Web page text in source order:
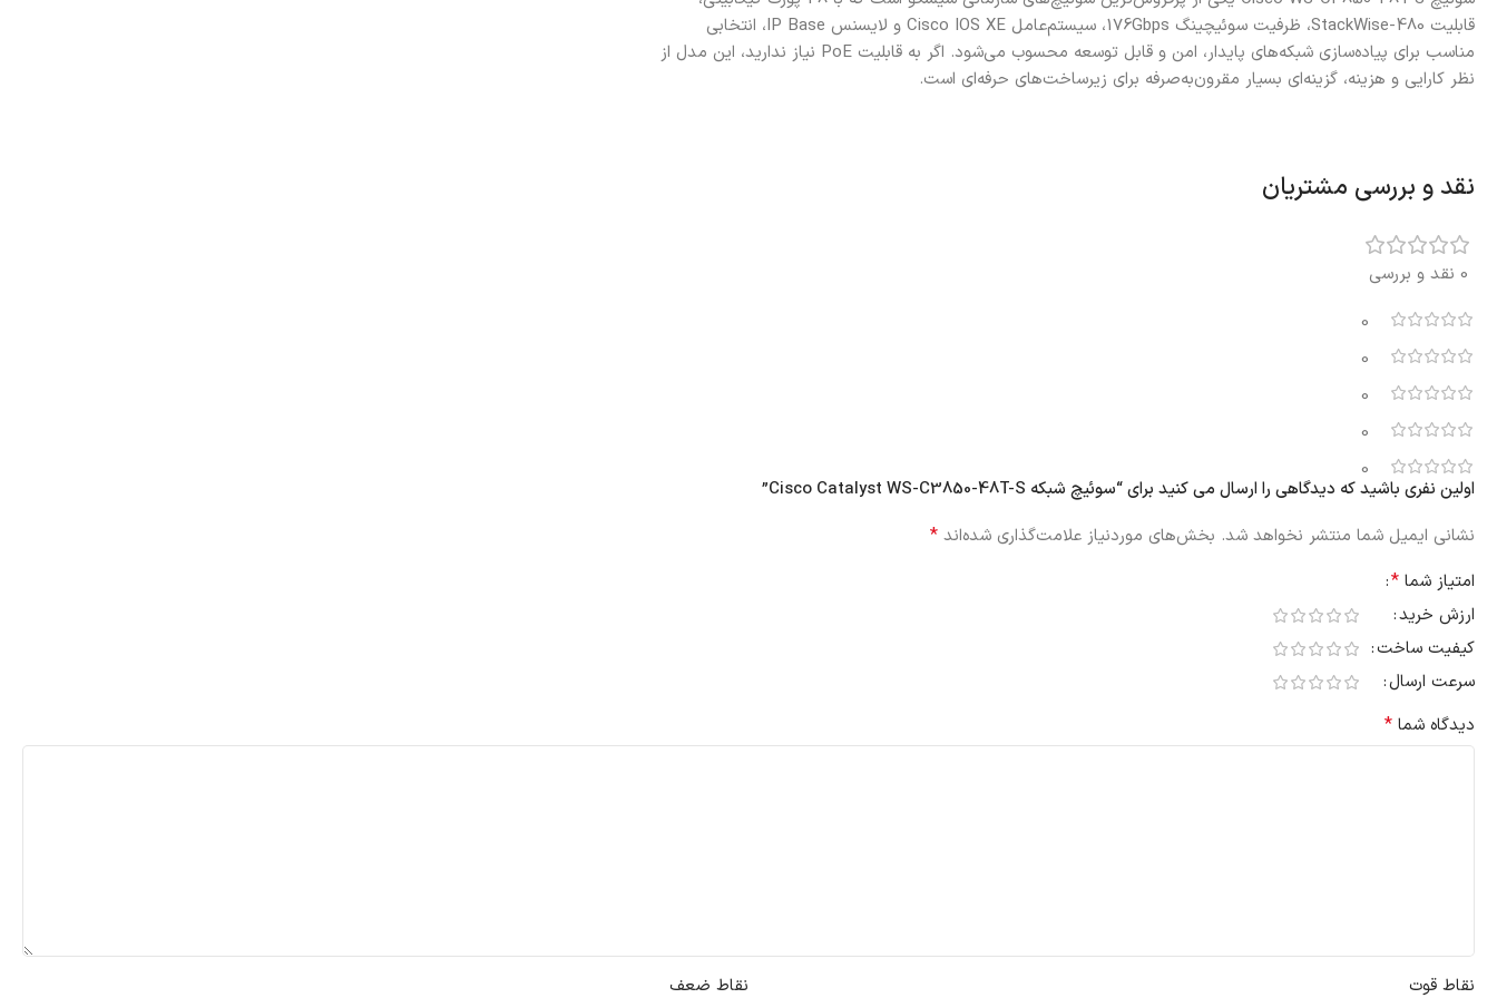
قابلیت StackWise-480، ظرفیت سوئیچینگ 176Gbps، سیستم‌عامل Cisco IOS XE و لایسنس IP Base، انتخابی
مناسب برای پیاده‌سازی شبکه‌های پایدار، امن و قابل توسعه محسوب می‌شود. اگر به قابلیت PoE نیاز ندارید، این مدل از
نظر کارایی و هزینه، گزینه‌ای بسیار مقرون‌به‌صرفه برای زیرساخت‌های حرفه‌ای است.
نقد و بررسی مشتریان
0 نقد و بررسی
0
0
0
0
0
اولین نفری باشید که دیدگاهی را ارسال می کنید برای “سوئیچ شبکه Cisco Catalyst WS-C3850-48T-S”
نشانی ایمیل شما منتشر نخواهد شد. بخش‌های موردنیاز علامت‌گذاری شده‌اند *
امتیاز شما *
ارزش خرید
کیفیت ساخت
سرعت ارسال
دیدگاه شما *
نقاط قوت نقاط ضعف